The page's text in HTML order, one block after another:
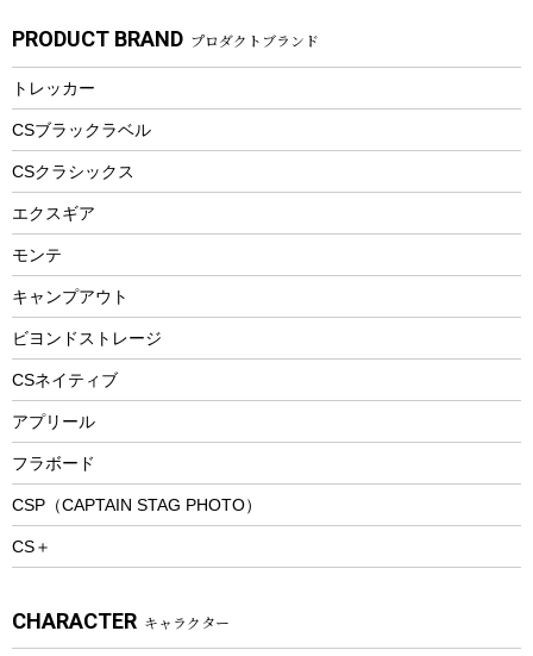
マグカップ、カップ
ステンレスボトル
フードボトル
トレー
ランチョンマット
ランチボックス
スプレー関係
ツール、他
ヘルメット
エアーポンプ
アクセサリー
自転車ウェア
パラソル
フローティングベスト
ヘルメット
エアーポンプ
ビーチテント
ウィンター
スノーシュー
防寒ウェア
トレッキング
トレッキングアクセサリー
プレイグッズ
ウェルネス
ウェア、タオル
湯たんぽ
防災用品
PRODUCT BRAND プロダクトブランド
トレッカー
CSブラックラベル
CSクラシックス
エクスギア
モンテ
キャンプアウト
ビヨンドストレージ
CSネイティブ
アプリール
フラボード
CSP（CAPTAIN STAG PHOTO）
CS＋
CHARACTER キャラクター